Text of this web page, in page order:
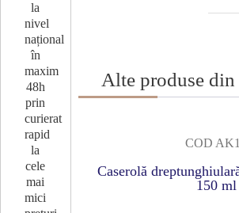
la
nivel
național
în
maxim
48h
prin
curierat
rapid
la
cele
mai
mici
Alte produse din
COD
Caserolă
150 ml